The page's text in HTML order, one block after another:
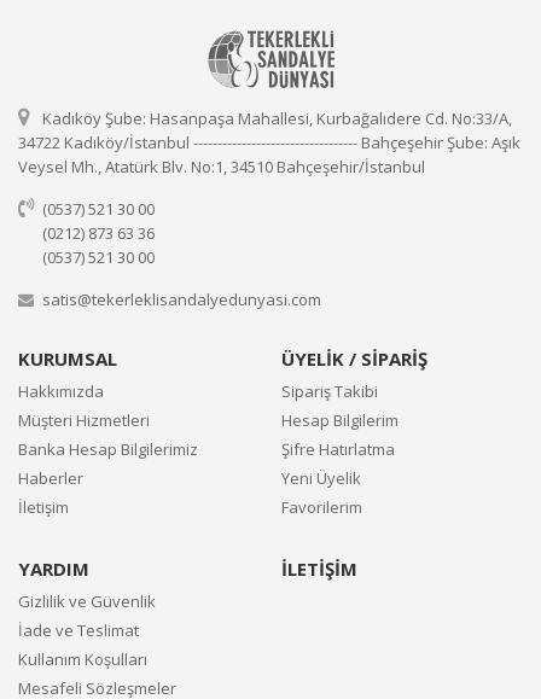
Kadıköy Şube: Hasanpaşa Mahallesi, Kurbağalıdere Cd. No:33/A,
34722 Kadıköy/İstanbul ---------------------------------- Bahçeşehir Şube: Aşık
Veysel Mh., Atatürk Blv. No:1, 34510 Bahçeşehir/İstanbul
(0537) 521 30 00
(0212) 873 63 36
(0537) 521 30 00
satis@tekerleklisandalyedunyasi.com
KURUMSAL
Hakkımızda
Müşteri Hizmetleri
Banka Hesap Bilgilerimiz
Haberler
İletişim
ÜYELİK / SİPARİŞ
Sipariş Takibi
Hesap Bilgilerim
Şifre Hatırlatma
Yeni Üyelik
Favorilerim
YARDIM
Gizlilik ve Güvenlik
İade ve Teslimat
Kullanım Koşulları
Mesafeli Sözleşmeler
İLETİŞİM